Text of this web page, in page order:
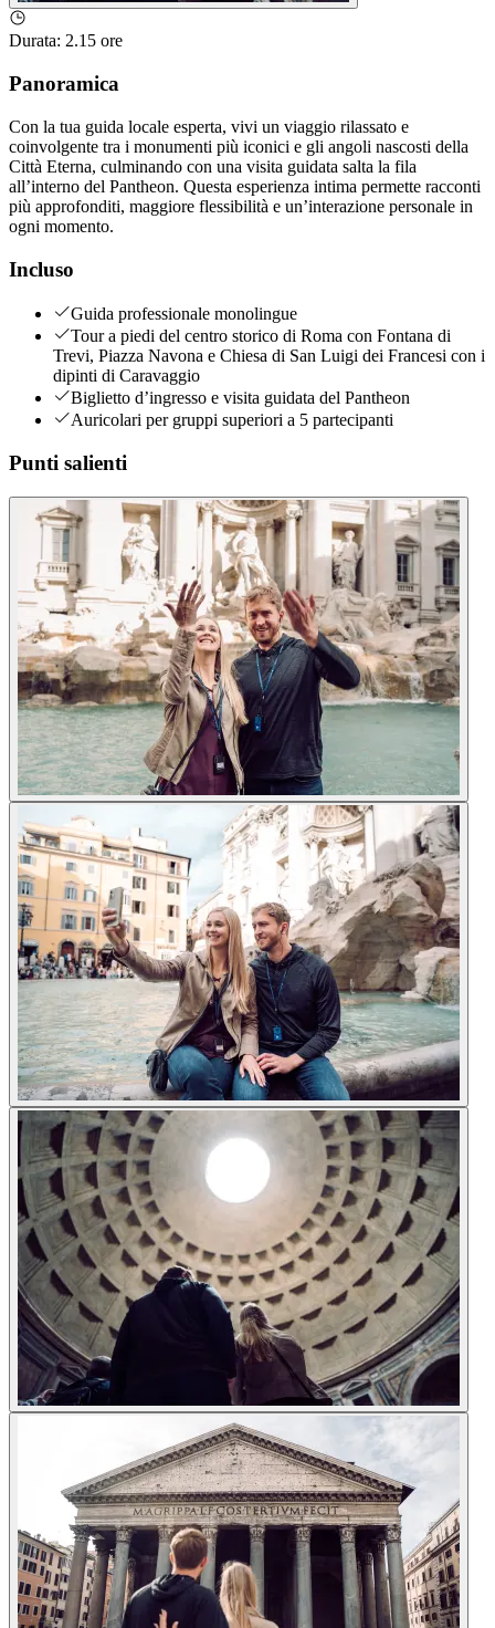
Durata: 2.15 ore
Panoramica
Con la tua guida locale esperta, vivi un viaggio rilassato e
coinvolgente tra i monumenti più iconici e gli angoli nascosti della
Città Eterna, culminando con una visita guidata salta la fila
all’interno del Pantheon. Questa esperienza intima permette racconti
più approfonditi, maggiore flessibilità e un’interazione personale in
ogni momento.
Incluso
Guida professionale monolingue
Tour a piedi del centro storico di Roma con Fontana di
Trevi, Piazza Navona e Chiesa di San Luigi dei Francesi con i
dipinti di Caravaggio
Biglietto d’ingresso e visita guidata del Pantheon
Auricolari per gruppi superiori a 5 partecipanti
Punti salienti